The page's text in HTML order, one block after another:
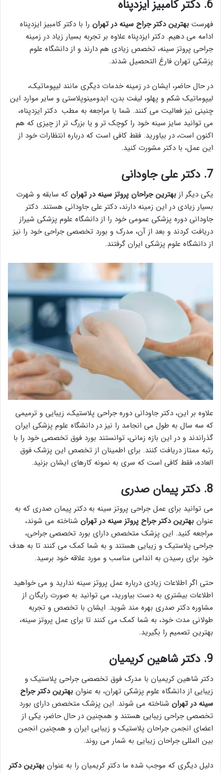
6. دکتر کامبیز ایزدپناه
فهرست بهترين دكتر جراح سينه در تهران را با دکتر کامبیز ایزدپناه
ادامه می دهیم. دکتر ایزدپناه علاوه بر تجربه بسیار زیاد در زمینه
جراحی پروتز سینه، تخصص زیادی هم دارند و از دانشگاه علوم
پزشکی تهران فارغ التحصیل شدند.
در حال حاضر، ایشان در زمینه خدمات دیگری مانند لیپوماتیک،
لیپوماتیک شکم و پهلو، لیفت بدن، ابدومینوپلاستی و سایر موارد این
چنینی نیز فعالیت می کنند. شما با مراجعه به مطب دکتر ایزدپناه،
می توانید سایز سینه خود را کوچک تر و یا بزرگ تر از چیزی که هم
اکنون است، در بیاورید. فقط کافی است که درباره انتظارات خود از
این عمل، با دکتر مشورت کنید.
7. دکتر علی جاودانی
یکی دیگر از بهترين جراحان پروتز سينه در تهران که سابقه و شهرت
بسیار زیادی در این زمینه دارند، دکتر علی جاودانی هستند. دکتر
جاودانی دوره پزشکی عمومی خود را از دانشگاه علوم پزشکی شیراز
دریافت کردند و بعد از آن، مدرک و بورد تخصصی جراحی خود را نیز
از دانشگاه علوم پزشکی ایران گرفتند.
علاوه بر این، دکتر جاودانی دوره جراحی پلاستیک، زیبایی و ترمیمی
که سه سال به طول می انجامد را نیز در دانشگاه علوم پزشکی ایران
گذراندند و در این بازه زمانی، توانستند بورد فوق تخصصی خود را با
رتبه ممتاز دریافت کنند. برای اطمینان از تخصص این پزشک فوق
العاده، فقط کافی است که سری به نمونه کارهای ایشان بزنید.
8. دکتر پیمان صدری
می توانید برای عمل جراحی پروتز سینه به دکتر پیمان صدری که به
عنوان بهترین دكتر جراح پروتز سينه در تهران شناخته می شوند،
مراجعه کنید. این پزشک متخصص دارای بورد تخصصی جراحی،
جراحی پلاستیک و زیبایی هستند و به شما کمک می کنند تا به هدف
خود برای رسیدن به اندامی مناسب و مورد علاقه خود برسید.
حتی اگر اطلاعات زیادی درباره عمل پروتز سینه ندارید و می خواهید
اطلاعات بیشتری به دست بیاورید، می توانید به صورت رایگان از
مشاوره دکتر صدری بهره مند شوید. ایشان با تخصص و تجربه
طولانی مدت خود، به شما کمک می کنند تا برای عمل پروتز سینه،
بهترین تصمیم را بگیرید.
9. دکتر شاهین کریمیان
دکتر شاهین کریمیان با مدرک فوق تخصصی جراحی پلاستیک و
زیبایی از دانشگاه علوم پزشکی تهران، به عنوان بهترين دكتر جراح
سينه در تهران شناخته می شوند. این پزشک متخصص دارای بورد
تخصصی جراحی زیبایی هستند و همچنین در حال حاضر، یکی از
اعضای انجمن جراحان پلاستیک و زیبایی ایران و همچنین انجمن
بین المللی جراحان زیبایی به شمار می روند.
دلیل دیگری که موجب شده ما دکتر کریمیان را به عنوان بهترين دكتر